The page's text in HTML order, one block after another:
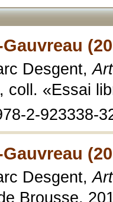
Desgent,
coll. «Essai
2-923338-
Desgent,
Brousse,